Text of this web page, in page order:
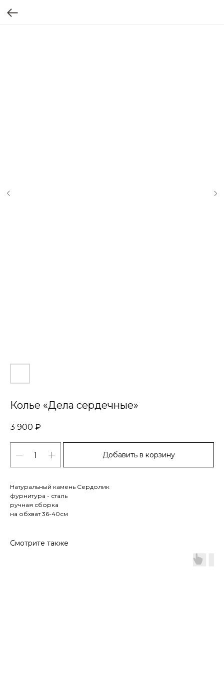
Колье «Дела сердечные»
3 900 ₽
Добавить в корзину
Натуральный камень Сердолик
фурнитура - сталь
ручная сборка
на обхват 36-40см
Смотрите также